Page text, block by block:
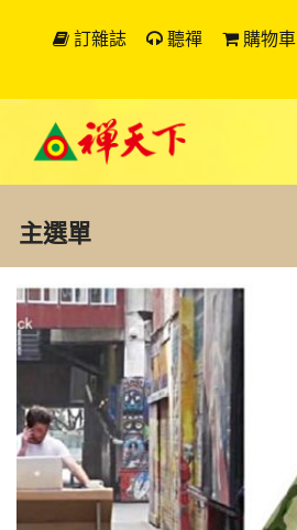
訂雜誌 聽禪 購物車
主選單